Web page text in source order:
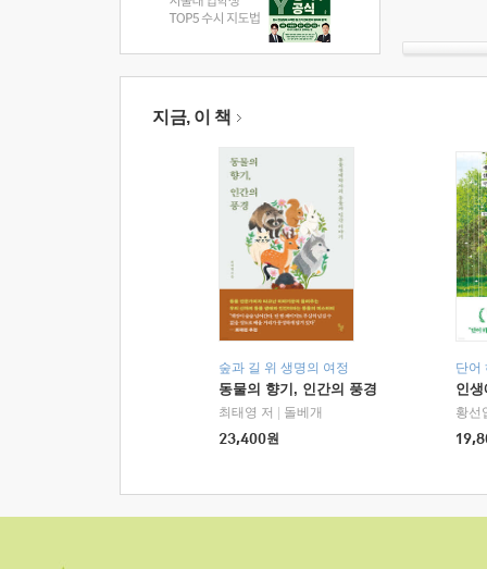
지금, 이 책
숲과 길 위 생명의 여정
동물의 향기, 인간의 풍경
최태영 저
돌베개
23,400원
단어
인
황선